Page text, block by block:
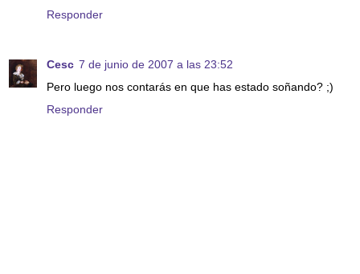
Responder
Cesc 7 de junio de 2007 a las 23:52
Pero luego nos contarás en que has estado soñando? ;)
Responder